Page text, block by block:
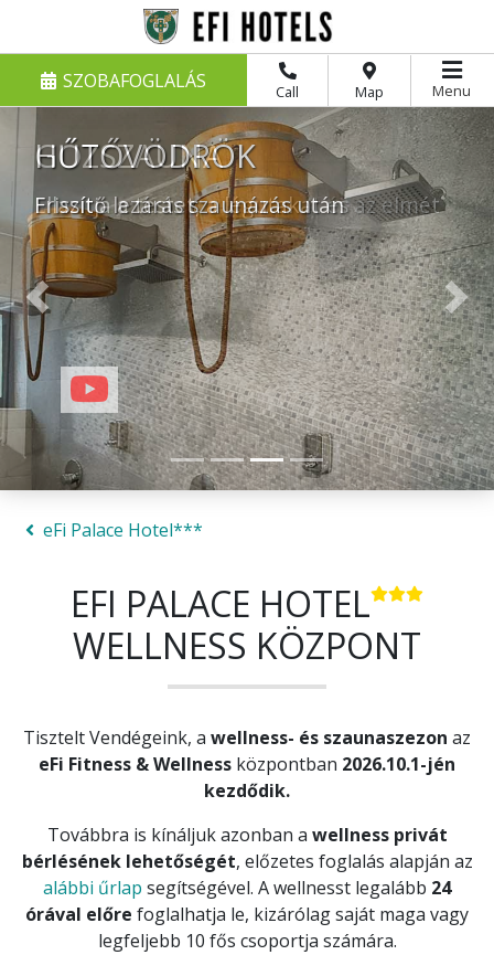
Call Map
SZOBAFOGLALÁS Menu
HŰTŐVÖDRÖK
Frissítő lezárás szaunázás után
Previous Next
eFi Palace Hotel***
EFI PALACE HOTEL
WELLNESS KÖZPONT
Tisztelt Vendégeink, a wellness- és szaunaszezon az
eFi Fitness & Wellness központban 2026.10.1-jén
kezdődik.
Továbbra is kínáljuk azonban a wellness privát
bérlésének lehetőségét, előzetes foglalás alapján az
alábbi űrlap segítségével. A wellnesst legalább 24
órával előre foglalhatja le, kizárólag saját maga vagy
legfeljebb 10 fős csoportja számára.